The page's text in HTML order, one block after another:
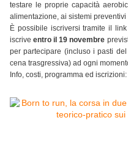
testare le proprie capacità
alimentazione, ai sistemi
È possibile iscriversi tramite il
iscriveentro il 19 novembre
per partecipare (incluso i pasti
cena trasgressiva) ad ogni
Info, costi, programma ed iscrizioni: